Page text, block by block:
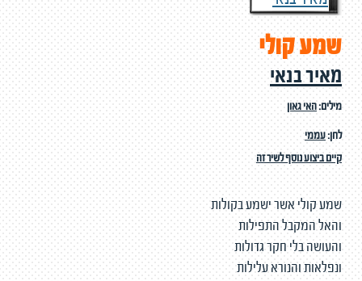
שמע קולי
מאיר בנאי
מילים:האי גאון
לחן:עממי
קיים ביצוע נוסף לשיר זה
שמע קולי אשר ישמע בקולות
והאל המקבל התפילות
והעושה בלי חקר גדולות
ונפלאות והנורא עלילות